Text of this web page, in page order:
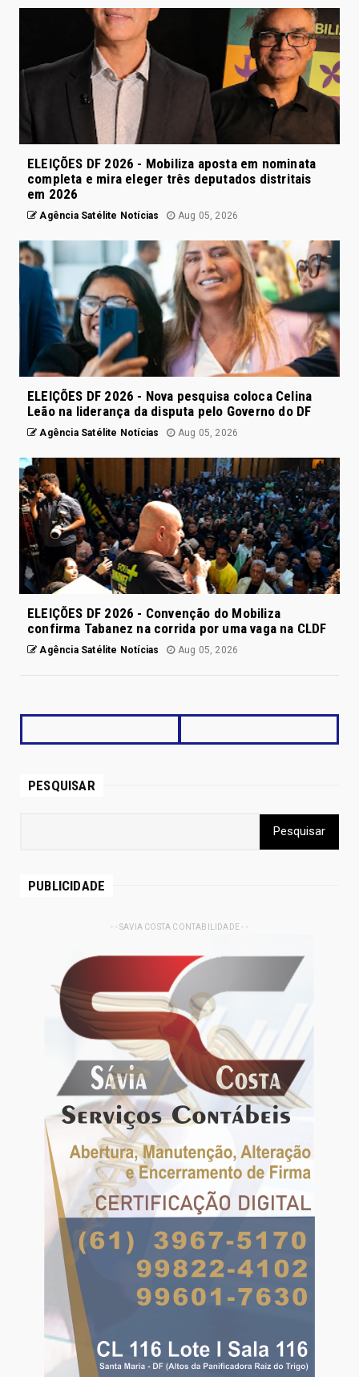
ELEIÇÕES DF 2026 - Mobiliza aposta em nominata
completa e mira eleger três deputados distritais
em 2026
Agência Satélite Notícias Aug 05, 2026
ELEIÇÕES DF 2026 - Nova pesquisa coloca Celina
Leão na liderança da disputa pelo Governo do DF
Agência Satélite Notícias Aug 05, 2026
ELEIÇÕES DF 2026 - Convenção do Mobiliza
confirma Tabanez na corrida por uma vaga na CLDF
Agência Satélite Notícias Aug 05, 2026
PESQUISAR
PUBLICIDADE
- - SAVIA COSTA CONTABILIDADE - -